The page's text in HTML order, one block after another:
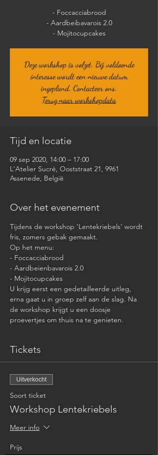
- Foccacciabrood
- Aardbeibavarois 2.0
- Mojitocupcakes
Deze workshop is volzet. Bij voldoende
interesse wordt een nieuwe datum
ingepland. Contacteer ons.
Terug naar workshopdata
Tijd en locatie
09 sep 2020, 14:00 – 17:00
L'Atelier Sucré, Ooststraat 21, 9961
Assenede, België
Over het evenement
Tijdens de workshop 'Lentekriebels' wordt
fris, zomers gebak gemaakt.
Op het menu:
- Foccacciabrood
- Aardbeienbavarois 2.0
- Mojitocupcakes
U krijg eerst een gedetailleerde uitleg,
erna gaat u in groep zelf aan de slag. Na
de workshop krijgt u een doosje
proevertjes om thuis na te genieten.
Tickets
Uitverkocht
Soort ticket
Workshop Lentekriebels
Meer info
Prijs